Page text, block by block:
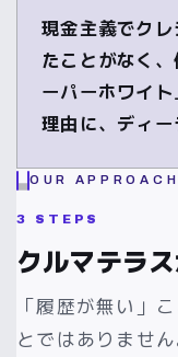
現金主義でク
たことがなく
ーパーホワイ
理由に、ディー
OUR APPROACH
3 STEPS
クルマテラ
「履歴が無い」
とではありませ